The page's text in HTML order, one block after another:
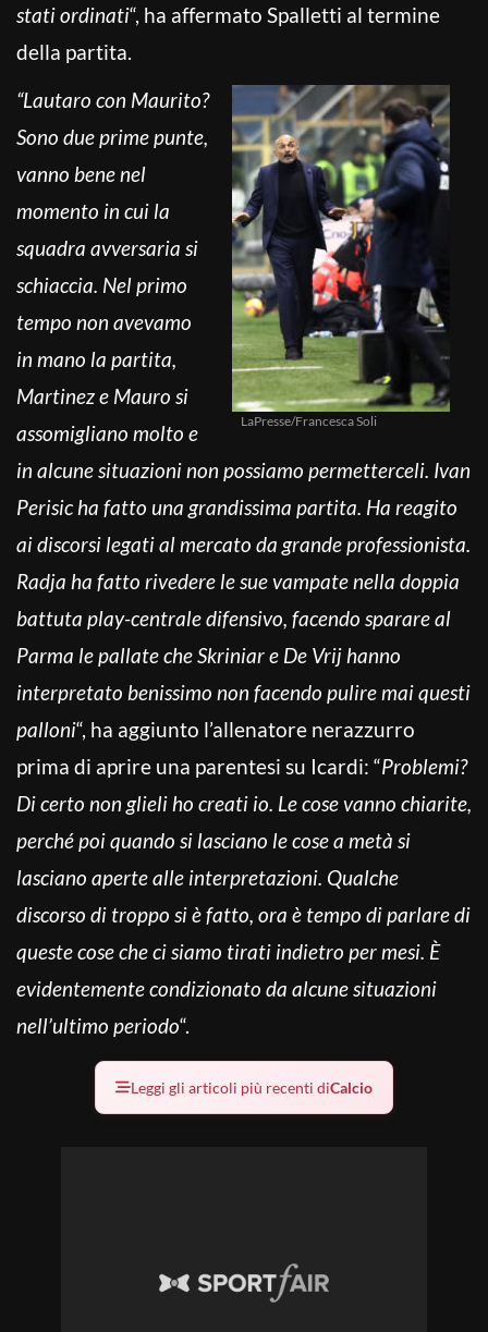
stati ordinati“, ha affermato Spalletti al termine
della partita.
LaPresse/Francesca Soli
“Lautaro con Maurito?
Sono due prime punte,
vanno bene nel
momento in cui la
squadra avversaria si
schiaccia. Nel primo
tempo non avevamo
in mano la partita,
Martinez e Mauro si
assomigliano molto e
in alcune situazioni non possiamo permetterceli. Ivan
Perisic ha fatto una grandissima partita. Ha reagito
ai discorsi legati al mercato da grande professionista.
Radja ha fatto rivedere le sue vampate nella doppia
battuta play-centrale difensivo, facendo sparare al
Parma le pallate che Skriniar e De Vrij hanno
interpretato benissimo non facendo pulire mai questi
palloni“, ha aggiunto l’allenatore nerazzurro
prima di aprire una parentesi su Icardi: “Problemi?
Di certo non glieli ho creati io. Le cose vanno chiarite,
perché poi quando si lasciano le cose a metà si
lasciano aperte alle interpretazioni. Qualche
discorso di troppo si è fatto, ora è tempo di parlare di
queste cose che ci siamo tirati indietro per mesi. È
evidentemente condizionato da alcune situazioni
nell’ultimo periodo“.
Leggi gli articoli più recenti diCalcio